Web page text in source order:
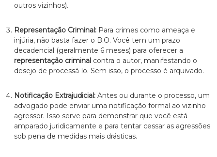
outros vizinhos).
Representação Criminal:Para crimes como ameaça e
injúria, não basta fazer o B.O. Você tem um prazo
decadencial (geralmente 6 meses) para oferecer a
representação criminalcontra o autor, manifestando o
desejo de processá-lo. Sem isso, o processo é arquivado.
Notificação Extrajudicial:Antes ou durante o processo, um
advogado pode enviar uma notificação formal ao vizinho
agressor. Isso serve para demonstrar que você está
amparado juridicamente e para tentar cessar as agressões
sob pena de medidas mais drásticas.